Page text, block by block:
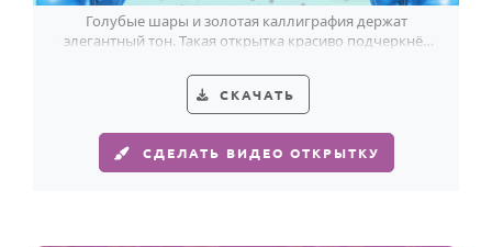
Голубые шары и золотая каллиграфия держат
элегантный тон. Такая открытка красиво подчеркнёт
СКАЧАТЬ
СДЕЛАТЬ ВИДЕО ОТКРЫТКУ